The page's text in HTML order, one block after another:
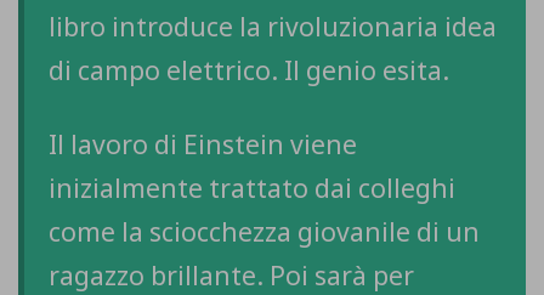
libro introduce la rivoluzionaria idea
di campo elettrico. Il genio esita.
Il lavoro di Einstein viene
inizialmente trattato dai colleghi
come la sciocchezza giovanile di un
ragazzo brillante. Poi sarà per